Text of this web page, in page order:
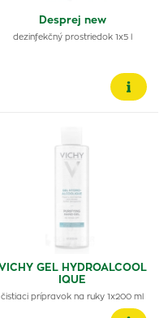
Desprej new
dezinfekčný prostriedok 1x5 l
GEL HYDROALCOOL
IQUE
čistiaci prípravok na ruky 1x200 ml